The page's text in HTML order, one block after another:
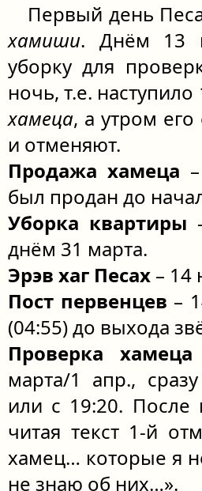
Первый день
хамиши. Днём 13
уборку для
ночь, т.е.
хамеца, а утром
и отменяют.
Продажа хамеца
был продан до
Уборка квартиры
днём 31 марта.
Эрэв хаг Песах – 14
Пост первенцев –
(04:55) до выхода
Проверка хамеца
марта/1 апр.,
или с 19:20. После
читая текст 1-й
хамец… которые я
не знаю об них…».